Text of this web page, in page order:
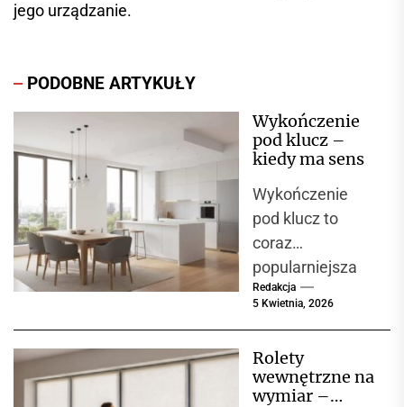
jego urządzanie.
PODOBNE ARTYKUŁY
Wykończenie
pod klucz –
kiedy ma sens
Wykończenie
pod klucz to
coraz
popularniejsza
opcja wśród
zakup nowego
mieszkania lub
Redakcja
5 Kwietnia, 2026
Rolety
wewnętrzne na
wymiar –